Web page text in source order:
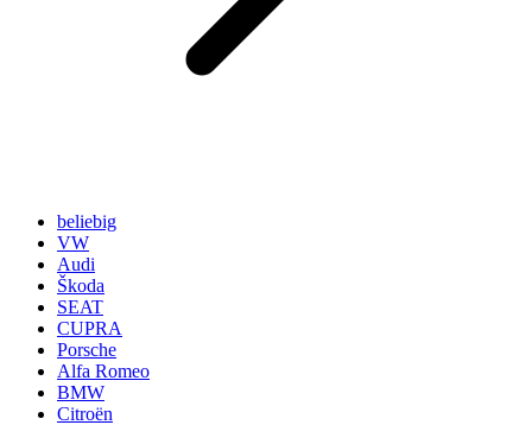
beliebig
VW
Audi
Škoda
SEAT
CUPRA
Porsche
Alfa Romeo
BMW
Citroën